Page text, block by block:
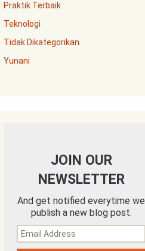
Praktik Terbaik
Teknologi
Tidak Dikategorikan
Yunani
JOIN OUR
NEWSLETTER
And get notified everytime we
publish a new blog post.